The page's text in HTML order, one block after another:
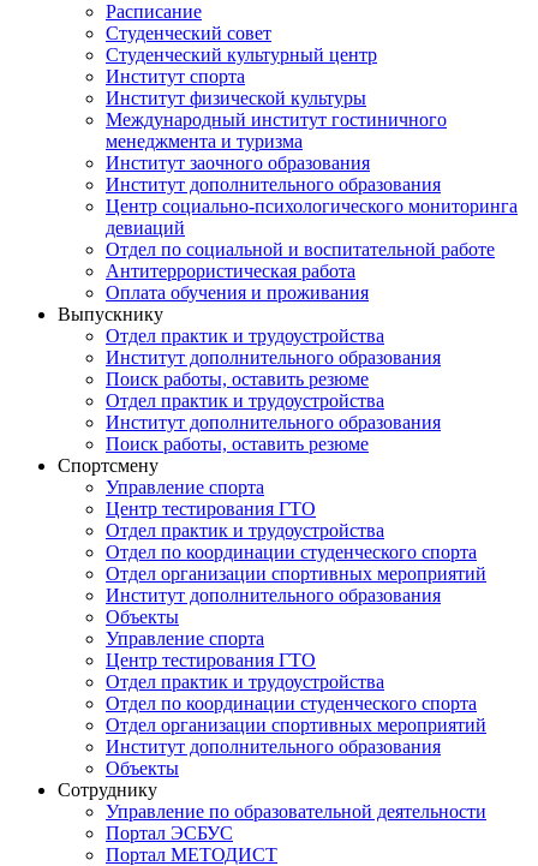
Расписание
Студенческий совет
Студенческий культурный центр
Институт спорта
Институт физической культуры
Международный институт гостиничного
менеджмента и туризма
Институт заочного образования
Институт дополнительного образования
Центр социально-психологического мониторинга
девиаций
Отдел по социальной и воспитательной работе
Антитеррористическая работа
Оплата обучения и проживания
Выпускнику
Отдел практик и трудоустройства
Институт дополнительного образования
Поиск работы, оставить резюме
Отдел практик и трудоустройства
Институт дополнительного образования
Поиск работы, оставить резюме
Спортсмену
Управление спорта
Центр тестирования ГТО
Отдел практик и трудоустройства
Отдел по координации студенческого спорта
Отдел организации спортивных мероприятий
Институт дополнительного образования
Объекты
Управление спорта
Центр тестирования ГТО
Отдел практик и трудоустройства
Отдел по координации студенческого спорта
Отдел организации спортивных мероприятий
Институт дополнительного образования
Объекты
Сотруднику
Управление по образовательной деятельности
Портал ЭСБУС
Портал МЕТОДИСТ